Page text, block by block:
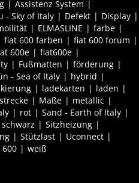
Assistenz System
- Sky of Italy Defekt
Display
ELMASLINE
farbe
fiat 600 farben
fiat 600 forum
600e
fiat600e
Fußmatten
förderung
- Sea of Italy
hybrid
ladekarten
laden
Maße
metallic
rot
Sand - Earth of Italy
schwarz
Sitzheizung
Stützlast
Uconnect
weiß